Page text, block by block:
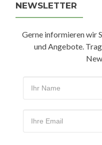
NEWSLETTER
Gerne informieren wir
und Angebote.